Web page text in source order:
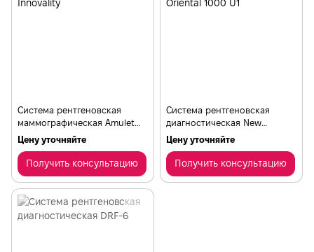
Cистема рентгеновская
маммографическая Amulet
Innovality
Цену уточняйте
Получить консультацию
Cистема рентгеновская
диагностическая New
Oriental 1000 U1
Цену уточняйте
Получить консультацию